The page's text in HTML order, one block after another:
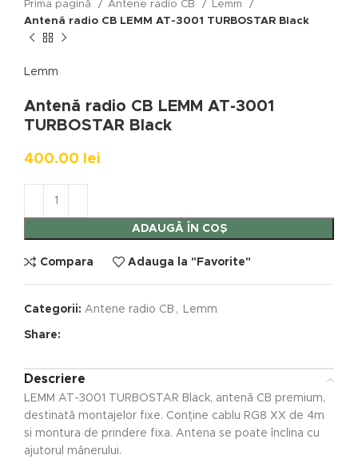
Prima pagină Antene radio CB
Lemm
Antenă radio CB LEMM AT-3001 TURBOSTAR Black
Lemm
Antenă radio CB LEMM AT-3001
TURBOSTAR Black
400.00 lei
ADAUGĂ ÎN COȘ
Compara Adauga la "Favorite"
Categorii: Antene radio CB , Lemm
Share:
Descriere
LEMM AT-3001 TURBOSTAR Black, antenă CB premium,
destinată montajelor fixe. Conține cablu RG8 XX de 4m
si montura de prindere fixa. Antena se poate înclina cu
ajutorul mânerului.